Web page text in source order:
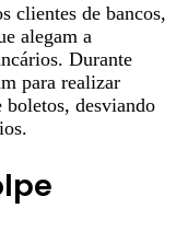
clientes de bancos,
alegam a
Durante
para realizar
boletos, desviando